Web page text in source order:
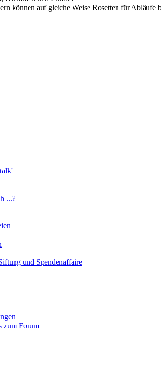
können auf gleiche Weise Rosetten für Abläufe
...?
und Spendenaffaire
zum Forum